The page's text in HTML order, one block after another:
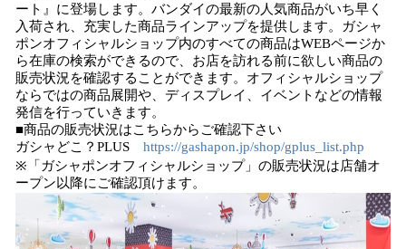
ート』に登場します。バンダイの最新の人気商品がいち早く
入荷され、充実した商品ラインアップを提供します。ガシャ
ポンオフィシャルショップ内のすべての商品はWEBページか
ら在庫の検索ができるので、お店を訪れる前に欲しい商品の
販売状況を確認することができます。オフィシャルショップ
ならではの商品展開や、ディスプレイ、イベントなどの情報
発信を行っていきます。
■商品の販売状況はこちらからご確認下さい
ガシャどこ？PLUS https://gashapon.jp/shop/gplus_list.php
※「ガシャポンオフィシャルショップ」の販売状況は店舗オ
ープン以降にご確認頂けます。